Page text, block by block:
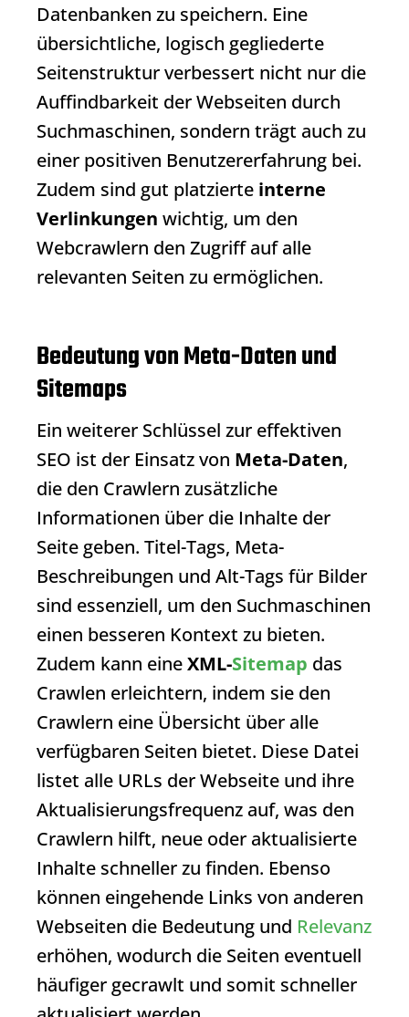
Datenbanken zu speichern. Eine
übersichtliche, logisch gegliederte
Seitenstruktur verbessert nicht nur die
Auffindbarkeit der Webseiten durch
Suchmaschinen, sondern trägt auch zu
einer positiven Benutzererfahrung bei.
Zudem sind gut platzierte interne
Verlinkungen wichtig, um den
Webcrawlern den Zugriff auf alle
relevanten Seiten zu ermöglichen.
Bedeutung von Meta-Daten und
Sitemaps
Ein weiterer Schlüssel zur effektiven
SEO ist der Einsatz von Meta-Daten,
die den Crawlern zusätzliche
Informationen über die Inhalte der
Seite geben. Titel-Tags, Meta-
Beschreibungen und Alt-Tags für Bilder
sind essenziell, um den Suchmaschinen
einen besseren Kontext zu bieten.
Zudem kann eineXML-Sitemap das
Crawlen erleichtern, indem sie den
Crawlern eine Übersicht über alle
verfügbaren Seiten bietet. Diese Datei
listet alle URLs der Webseite und ihre
Aktualisierungsfrequenz auf, was den
Crawlern hilft, neue oder aktualisierte
Inhalte schneller zu finden. Ebenso
können eingehende Links von anderen
Webseiten die Bedeutung und Relevanz
erhöhen, wodurch die Seiten eventuell
häufiger gecrawlt und somit schneller